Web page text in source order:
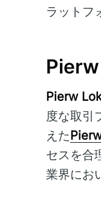
ラットフ
Pierw
度な取引
えた
セスを合
業界にお